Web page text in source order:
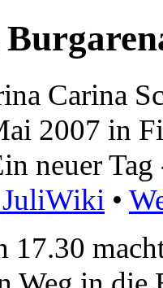
Carina
2007 in
neuer
•
17.30